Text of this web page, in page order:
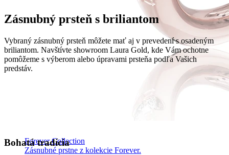
Forever Collection
Zásnubné prstne z kolekcie Forever.
Zásnubný prsteň s briliantom
Vybraný zásnubný prsteň môžete mať aj v prevedení s osadeným
briliantom. Navštívte showroom Laura Gold, kde Vám ochotne
pomôžeme s výberom alebo úpravami prsteňa podľa Vašich
predstáv.
Bohatá tradícia